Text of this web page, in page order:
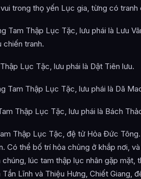
trong thọ yến Lục gia, từng có tranh
Tam Thập Lục Tặc, lưu phái là Lưu
chiến tranh.
Lục Tặc, lưu phái là Dật Tiên lưu.
Tam Thập Lục Tặc, lưu phái là Dã
Thập Lục Tặc, lưu phái là Bách
Thập Lục Tặc, đệ tử Hỏa Đức
Có thể bố trí hỏa chủng ở khắp nơi,
lúc tam thập lục nhân gặp mặt,
Lĩnh và Thiệu Hưng, Chiết Giang,